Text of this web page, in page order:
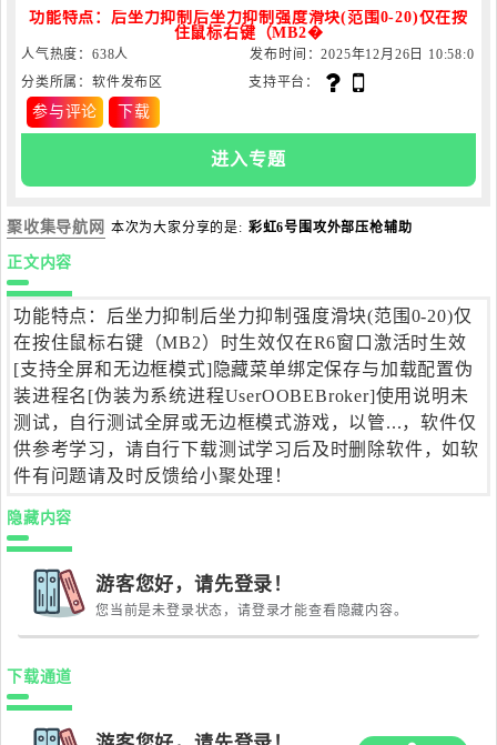
功能特点：后坐力抑制后坐力抑制强度滑块(范围0-20)仅在按
住鼠标右键（MB2�
人气热度：638人
发布时间：2025年12月26日 10:58:0
7
支持平台：
分类所属：软件发布区
下载
参与评论
进入专题
聚收集导航网 本次为大家分享的是: 彩虹6号围攻外部压枪辅助
正文内容
功能特点：后坐力抑制后坐力抑制强度滑块(范围0-20)仅
在按住鼠标右键（MB2）时生效仅在R6窗口激活时生效
[支持全屏和无边框模式]隐藏菜单绑定保存与加载配置伪
装进程名[伪装为系统进程UserOOBEBroker]使用说明未
测试，自行测试全屏或无边框模式游戏，以管...，软件仅
供参考学习，请自行下载测试学习后及时删除软件，如软
件有问题请及时反馈给小聚处理！
隐藏内容
游客您好，请先登录！
您当前是未登录状态，请登录才能查看隐藏内容。
下载通道